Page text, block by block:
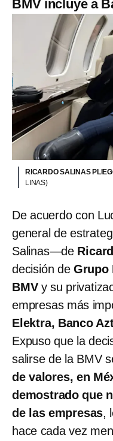
BMV incluye a
RICARDO SALINAS
LINAS)
De acuerdo con
general de
Salinas―de
decisión de Grupo
BMVy su
empresas más
Elektra, Banco
Expuso que la
salirse de la BMV
de valores, en
demostrado que
de las empresas,
hace cada vez